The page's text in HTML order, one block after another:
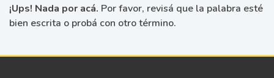
¡Ups! Nada por acá. Por favor, revisá que la palabra esté
bien escrita o probá con otro término.